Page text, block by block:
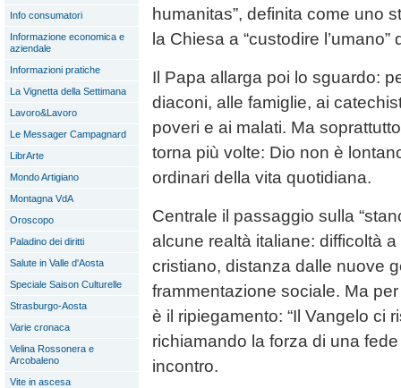
Info consumatori
Informazione economica e
aziendale
Informazioni pratiche
La Vignetta della Settimana
Lavoro&Lavoro
Le Messager Campagnard
LibrArte
Mondo Artigiano
Montagna VdA
Oroscopo
Paladino dei diritti
Salute in Valle d'Aosta
Speciale Saison Culturelle
Strasburgo-Aosta
Varie cronaca
Velina Rossonera e
Arcobaleno
Vite in ascesa
humanitas”, definita come uno
la Chiesa a “custodire l’umano”
Il Papa allarga poi lo sguardo:
diaconi, alle famiglie, ai
poveri e ai malati. Ma
torna più volte: Dio non è
ordinari della vita quotidiana.
Centrale il passaggio sulla
alcune realtà italiane: difficoltà
cristiano, distanza dalle nuove
frammentazione sociale. Ma
è il ripiegamento: “Il Vangelo ci
richiamando la forza di una
incontro.